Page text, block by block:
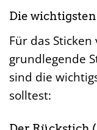
Die
Für das
grundlegende
sind die
solltest: